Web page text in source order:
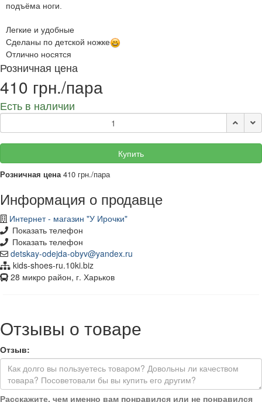
подъёма ноги.
Легкие и удобные
Сделаны по детской ножке
Отлично носятся
Розничная цена
410 грн./пара
Есть в наличии
Купить
Розничная цена410 грн./пара
Информация о продавце
Интернет - магазин "У Ирочки"
Показать телефон
Показать телефон
detskay-odejda-obyv@yandex.ru
kids-shoes-ru.10ki.biz
28 микро район, г. Харьков
Отзывы о товаре
Отзыв:
Расскажите, чем именно вам понравился или не понравился